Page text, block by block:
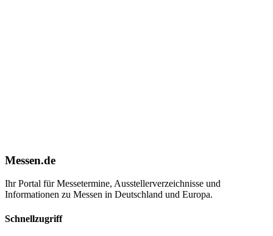
Messen.de
Ihr Portal für Messetermine, Ausstellerverzeichnisse und
Informationen zu Messen in Deutschland und Europa.
Schnellzugriff